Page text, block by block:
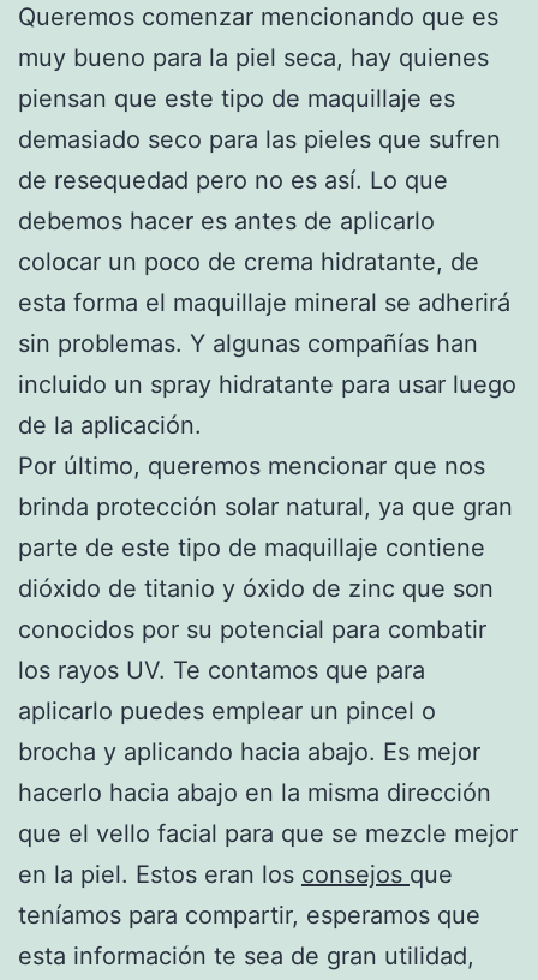
Queremos comenzar mencionando que es
muy bueno para la piel seca, hay quienes
piensan que este tipo de maquillaje es
demasiado seco para las pieles que sufren
de resequedad pero no es así. Lo que
debemos hacer es antes de aplicarlo
colocar un poco de crema hidratante, de
esta forma el maquillaje mineral se adherirá
sin problemas. Y algunas compañías han
incluido un spray hidratante para usar luego
de la aplicación.
Por último, queremos mencionar que nos
brinda protección solar natural, ya que gran
parte de este tipo de maquillaje contiene
dióxido de titanio y óxido de zinc que son
conocidos por su potencial para combatir
los rayos UV. Te contamos que para
aplicarlo puedes emplear un pincel o
brocha y aplicando hacia abajo. Es mejor
hacerlo hacia abajo en la misma dirección
que el vello facial para que se mezcle mejor
en la piel. Estos eran los consejos que
teníamos para compartir, esperamos que
esta información te sea de gran utilidad,